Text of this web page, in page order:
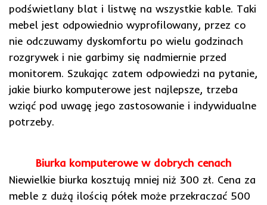
podświetlany blat i listwę na wszystkie kable. Taki
mebel jest odpowiednio wyprofilowany, przez co
nie odczuwamy dyskomfortu po wielu godzinach
rozgrywek i nie garbimy się nadmiernie przed
monitorem. Szukając zatem odpowiedzi na pytanie,
jakie biurko komputerowe jest najlepsze, trzeba
wziąć pod uwagę jego zastosowanie i indywidualne
potrzeby.
Biurka komputerowe w dobrych cenach
Niewielkie biurka kosztują mniej niż 300 zł. Cena za
meble z dużą ilością półek może przekraczać 500